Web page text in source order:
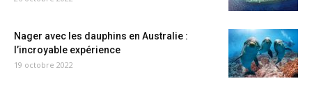
Nager avec les dauphins en Australie :
l’incroyable expérience
19 octobre 2022